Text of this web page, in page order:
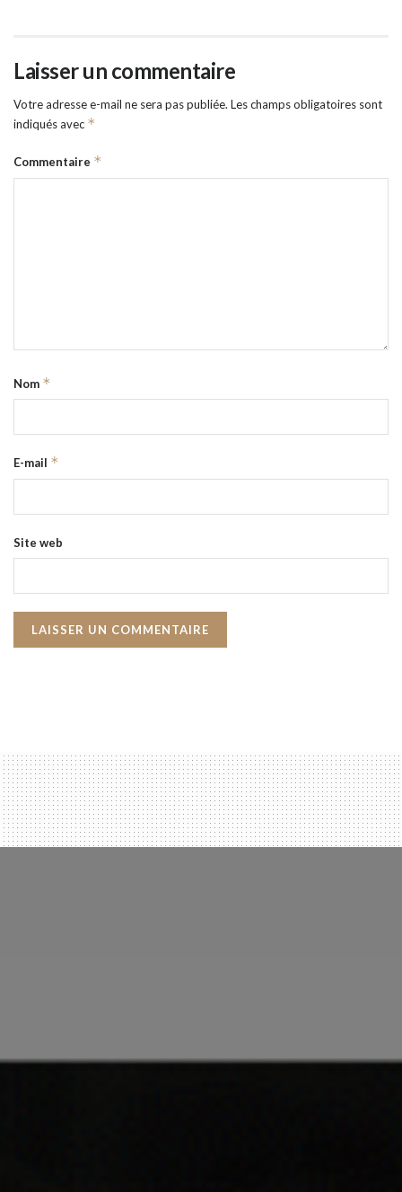
Laisser un commentaire
Votre adresse e-mail ne sera pas publiée. Les champs obligatoires sont
indiqués avec *
Commentaire *
Nom *
E-mail *
Site web